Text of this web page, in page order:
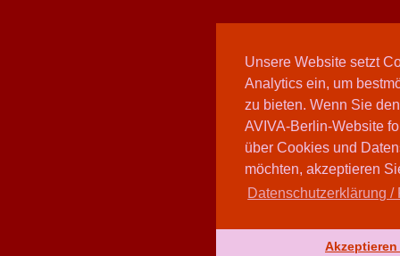
Unsere Website setzt
Analytics ein, um
zu bieten. Wenn Sie
AVIVA-Berlin-Website
über Cookies und
möchten, akzeptieren
Datenschutzerklärung /